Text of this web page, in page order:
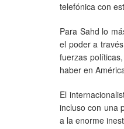
telefónica con
Para Sahd lo
el poder a
fuerzas
haber en
El
incluso con una
a la enorme